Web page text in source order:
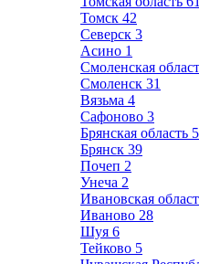
Томск 42
Северск 3
Асино 1
Смоленская
Смоленск 31
Вязьма 4
Сафоново 3
Брянская область
Брянск 39
Почеп 2
Унеча 2
Ивановская
Иваново 28
Шуя 6
Тейково 5